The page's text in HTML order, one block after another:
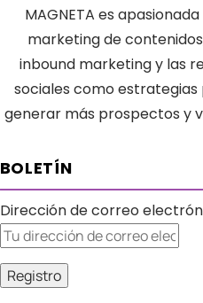
MAGNETA es
marketing de
inbound marketing y las
sociales como estrategias
generar más prospectos y
BOLETÍN
Dirección de correo